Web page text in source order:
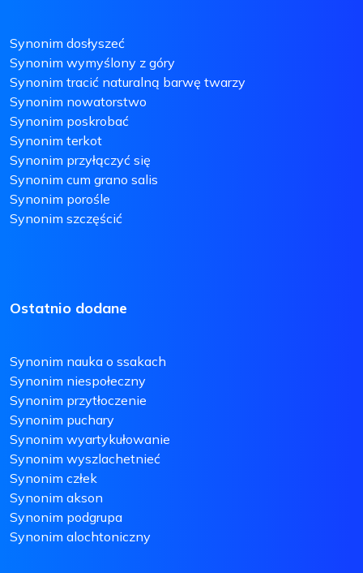
Synonim dosłyszeć
Synonim wymyślony z góry
Synonim tracić naturalną barwę twarzy
Synonim nowatorstwo
Synonim poskrobać
Synonim terkot
Synonim przyłączyć się
Synonim cum grano salis
Synonim porośle
Synonim szczęścić
Ostatnio dodane
Synonim nauka o ssakach
Synonim niespołeczny
Synonim przytłoczenie
Synonim puchary
Synonim wyartykułowanie
Synonim wyszlachetnieć
Synonim człek
Synonim akson
Synonim podgrupa
Synonim alochtoniczny